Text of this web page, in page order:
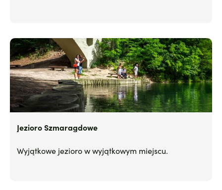
Jezioro Szmaragdowe
Wyjątkowe jezioro w wyjątkowym miejscu.